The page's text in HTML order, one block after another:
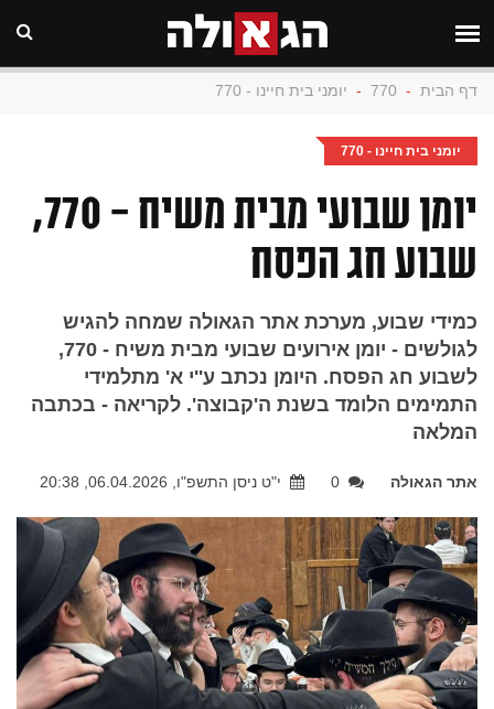
דף הבית -
770
- יומני בית חיינו - 770
יומני בית חיינו - 770
יומן שבועי מבית משיח - 770,
שבוע חג הפסח
כמידי שבוע, מערכת אתר הגאולה שמחה להגיש
לגולשים - יומן אירועים שבועי מבית משיח - 770,
לשבוע חג הפסח. היומן נכתב ע''י א' מתלמידי
התמימים הלומד בשנת ה'קבוצה'. לקריאה - בכתבה
המלאה
אתר הגאולה 0 י"ט ניסן התשפ"ו, 06.04.2026, 20:38